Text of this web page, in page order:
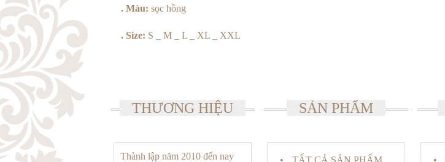
. Màu: sọc hồng
. Size: S _ M _ L _ XL _ XXL
THƯƠNG HIỆU
Thành lập năm 2010 đến nay
SẢN PHẨM